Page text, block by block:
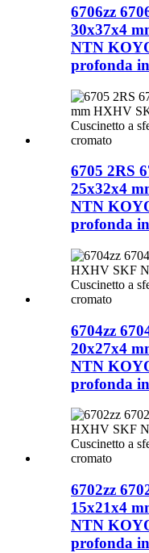
6706zz
30x37x4
NTN
profonda
6705 2RS
25x32x4
NTN
profonda
6704zz
20x27x4
NTN
profonda
6702zz
15x21x4
NTN
profonda